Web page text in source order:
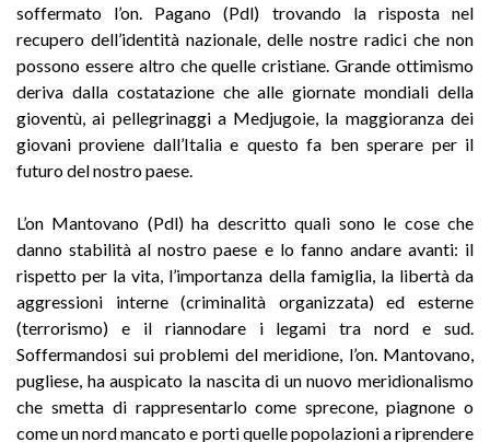
soffermato l’on. Pagano (Pdl) trovando la risposta nel
recupero dell’identità nazionale, delle nostre radici che non
possono essere altro che quelle cristiane. Grande ottimismo
deriva dalla costatazione che alle giornate mondiali della
gioventù, ai pellegrinaggi a Medjugoie, la maggioranza dei
giovani proviene dall’Italia e questo fa ben sperare per il
futuro del nostro paese.
L’on Mantovano (Pdl) ha descritto quali sono le cose che
danno stabilità al nostro paese e lo fanno andare avanti: il
rispetto per la vita, l’importanza della famiglia, la libertà da
aggressioni interne (criminalità organizzata) ed esterne
(terrorismo) e il riannodare i legami tra nord e sud.
Soffermandosi sui problemi del meridione, l’on. Mantovano,
pugliese, ha auspicato la nascita di un nuovo meridionalismo
che smetta di rappresentarlo come sprecone, piagnone o
come un nord mancato e porti quelle popolazioni a riprendere